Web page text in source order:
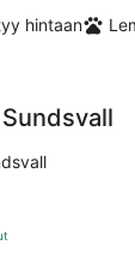
hintaan